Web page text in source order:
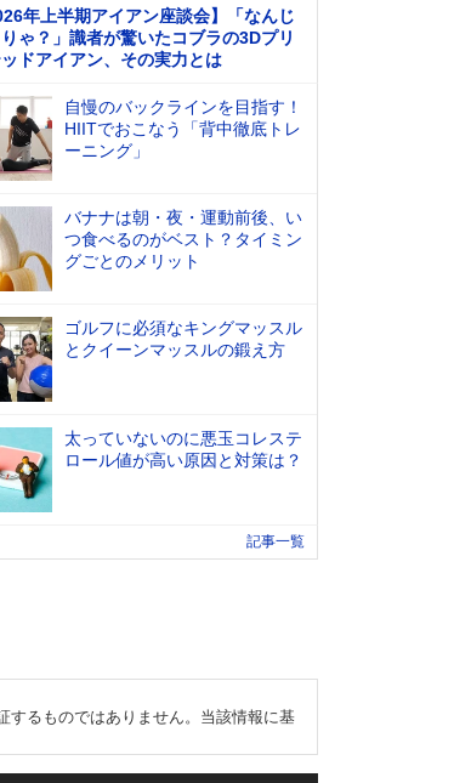
年上半期アイアン座談会】「なんじ
ゃ？」識者が驚いたコブラの3Dプリ
ドアイアン、その実力とは
自慢のバックラインを目指す！
HIITでおこなう「背中徹底トレ
ーニング」
バナナは朝・夜・運動前後、い
つ食べるのがベスト？タイミン
グごとのメリット
ゴルフに必須なキングマッスル
とクイーンマッスルの鍛え方
太っていないのに悪玉コレステ
ロール値が高い原因と対策は？
記事一覧
するものではありません。当該情報に基